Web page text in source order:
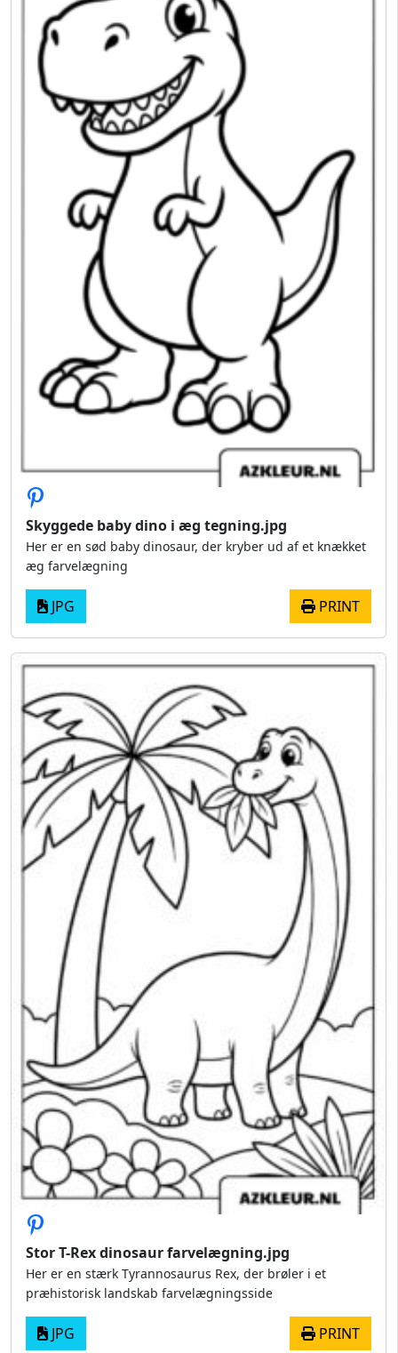
Skyggede baby dino i æg tegning.jpg
Her er en sød baby dinosaur, der kryber ud af et knækket
æg farvelægning
JPG PRINT
Stor T-Rex dinosaur farvelægning.jpg
Her er en stærk Tyrannosaurus Rex, der brøler i et
præhistorisk landskab farvelægningsside
JPG PRINT